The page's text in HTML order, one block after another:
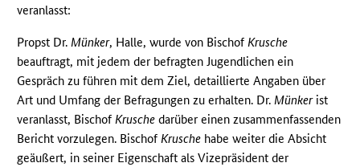
veranlasst:
Propst Dr.Münker, Halle, wurde von BischofKrusche
beauftragt, mit jedem der befragten Jugendlichen ein
Gespräch zu führen mit dem Ziel, detaillierte Angaben über
Art und Umfang der Befragungen zu erhalten. Dr.Münkerist
veranlasst, BischofKrusche darüber einen zusammenfassenden
Bericht vorzulegen. BischofKrusche habe weiter die Absicht
geäußert, in seiner Eigenschaft als Vizepräsident der